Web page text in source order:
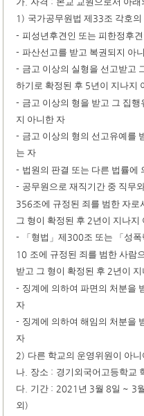
1) 국가공무원법 제 33조 각호의
-피성년후견인 또는 피한정후견
-파산선고를 받고 복권되지 아
- 금고 이상의 실형을 선고받고
하기로 확정된 후 5년이 지나지
- 금고 이상의 형을 받고 그 집
지 아니한 자
- 금고 이상의 형의 선고유예를
는 자
- 법원의 판결 또는 다른 법률에
- 공무원으로 재직기간 중 직무
356조에 규정된 죄를 범한 자로
그 형이 확정된 후 2년이 지나지
-
「 형법 」제 300조 또는 「 성폭
10 조에 규정된 죄를 범한 사람
받고 그 형이 확정된 후 2년이
- 징계에 의하여 파면의 처분을
자
- 징계에 의하여 해임의 처분을
자
2) 다른 학교의 운영위원이 아
나 장소 : 경기외국어고등학교
다 기간 : 2021 년 3월8일 ~ 3월
외)